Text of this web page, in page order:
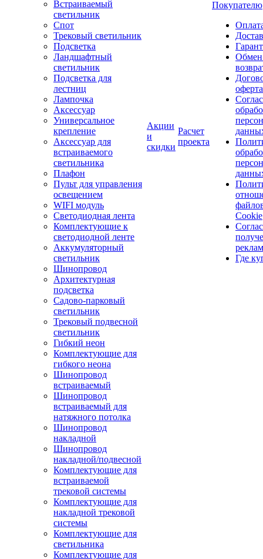
Встраиваемый
светильник
Спот
Трековый светильник
Подсветка
Ландшафтный
светильник
Подсветка для
лестниц
Лампочка
Аксессуар
Универсальное
крепление
Аксессуар для
встраиваемого
светильника
Плафон
Пульт для управления
освещением
WIFI модуль
Светодиодная лента
Комплектующие к
светодиодной ленте
Аккумуляторный
светильник
Шинопровод
Архитектурная
подсветка
Садово-парковый
светильник
Трековый подвесной
светильник
Гибкий неон
Комплектующие для
гибкого неона
Шинопровод
встраиваемый
Шинопровод
встраиваемый для
натяжного потолка
Шинопровод
накладной
Шинопровод
накладной/подвесной
Комплектующие для
встраиваемой
трековой системы
Комплектующие для
накладной трековой
системы
Комплектующие для
светильника
Комплектующие для
Акции
и
скидки
Расчет
проекта
Покупателю
оферта
Cookie
Где